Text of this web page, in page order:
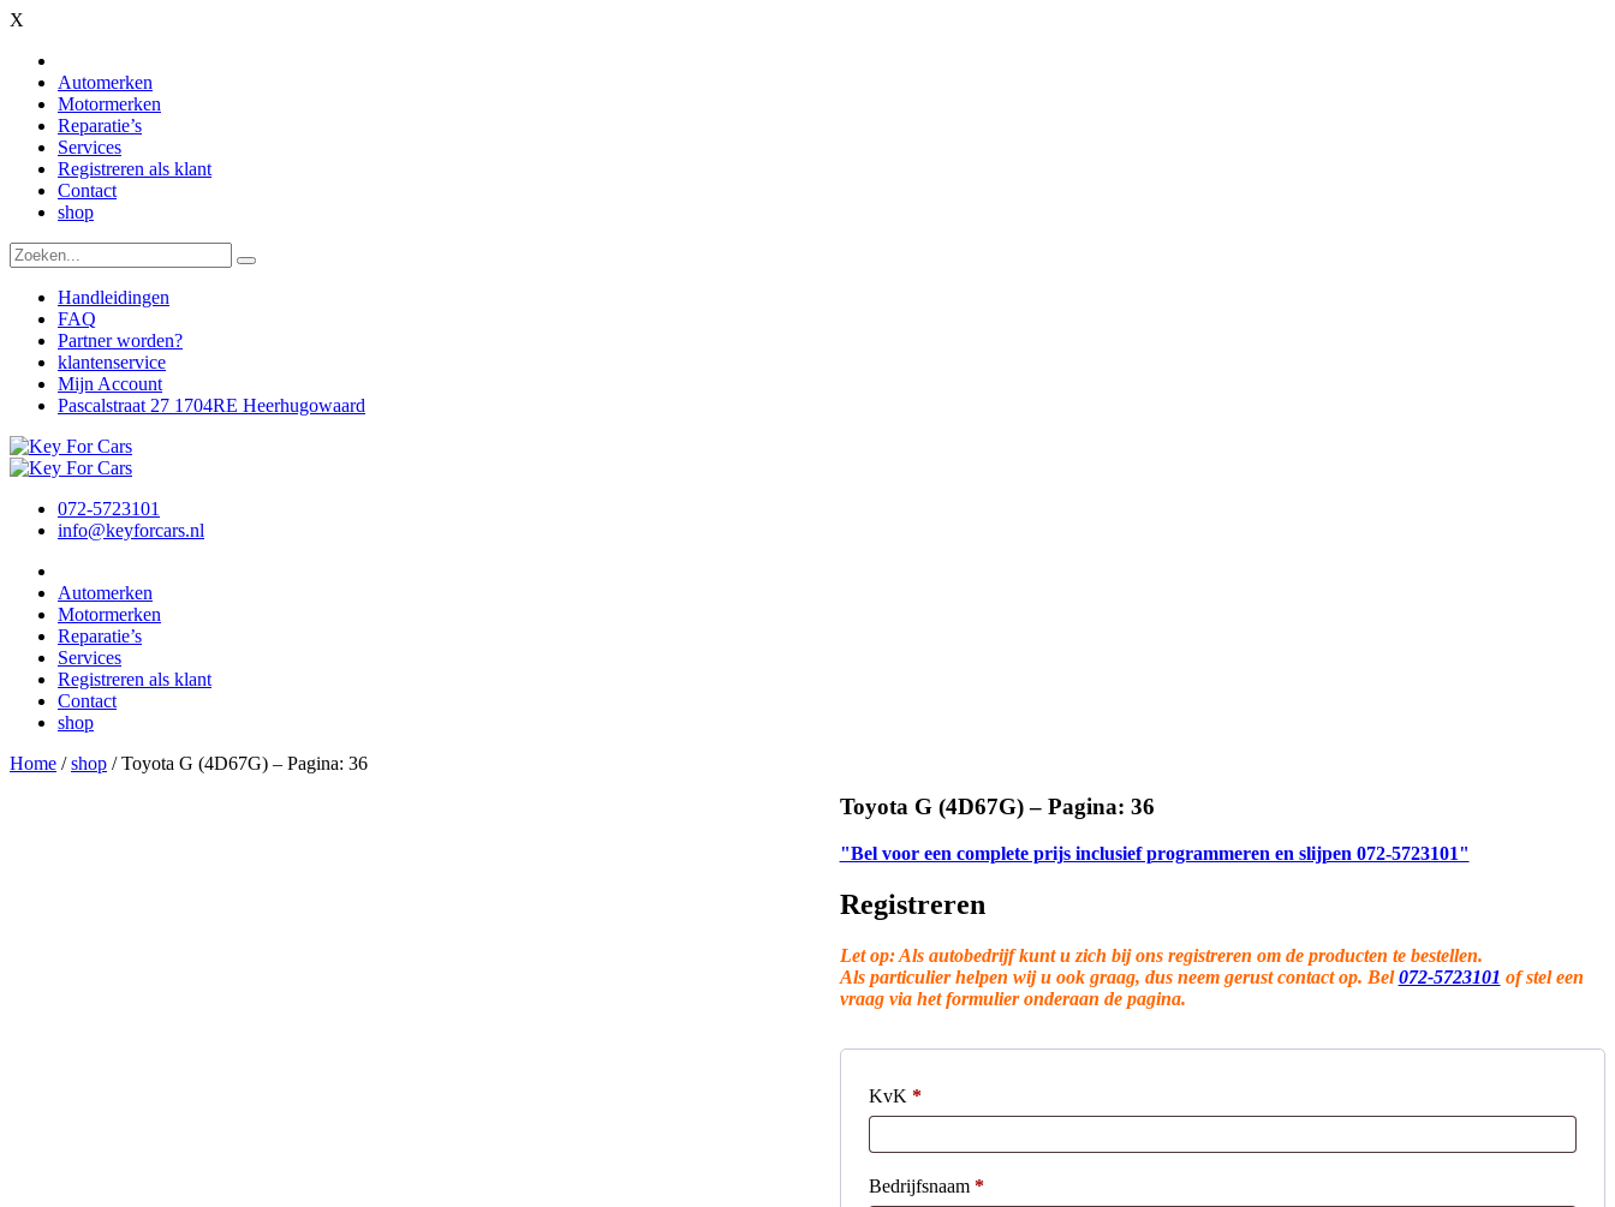
X
Automerken
Motormerken
Reparatie’s
Services
Registreren als klant
Contact
shop
Handleidingen
FAQ
Partner worden?
klantenservice
Mijn Account
Pascalstraat 27 1704RE Heerhugowaard
072-5723101
info@keyforcars.nl
Automerken
Motormerken
Reparatie’s
Services
Registreren als klant
Contact
shop
Home /shop /Toyota G (4D67G) – Pagina: 36
Toyota G (4D67G) – Pagina: 36
"Bel voor een complete prijs inclusief programmeren en slijpen 072-5723101"
Registreren
Let op: Als autobedrijf kunt u zich bij ons registreren om de producten te bestellen.
Als particulier helpen wij u ook graag, dus neem gerust contact op. Bel072-5723101 of stel een
vraag via het formulier onderaan de pagina.
KvK *
Bedrijfsnaam *